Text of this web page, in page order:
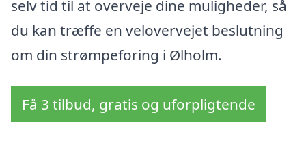
selv tid til at overveje dine muligheder, så
du kan træffe en velovervejet beslutning
om din strømpeforing i Ølholm.
Få 3 tilbud, gratis og uforpligtende